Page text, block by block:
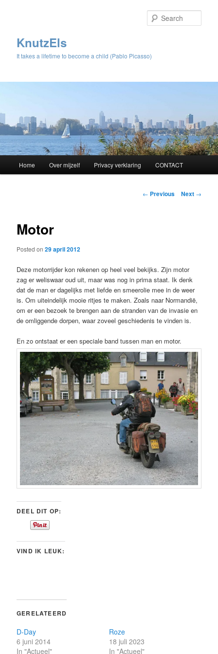
KnutzEls
It takes a lifetime to become a child (Pablo Picasso)
Skip
content
Home Over mijzelf Privacy verklaring CONTACT
Post
← Previous Next →
Motor
Posted on29 april 2012
Deze motorrijder kon rekenen op heel veel bekijks. Zijn motor
zag er weliswaar oud uit, maar was nog in prima staat. Ik denk
dat de man er dagelijks met liefde en smeerolie mee in de weer
is. Om uiteindelijk mooie ritjes te maken. Zoals naar Normandië,
om er een bezoek te brengen aan de stranden van de invasie en
de omliggende dorpen, waar zoveel geschiedenis te vinden is.
En zo ontstaat er een speciale band tussen man en motor.
DEEL DIT OP:
VIND IK LEUK:
GERELATEERD
D-Day
6 juni 2014
In "Actueel"
Roze
18 juli 2023
In "Actueel"